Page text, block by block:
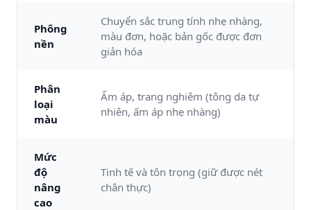
Phông
nền
Chuyển sắc trung tính nhẹ nhàng,
màu đơn, hoặc bản gốc được đơn
giản hóa
Phân
loại
màu
Ấm áp, trang nghiêm (tông da tự
nhiên, ấm áp nhẹ nhàng)
Mức
độ
nâng
cao
Tinh tế và tôn trọng (giữ được nét
chân thực)